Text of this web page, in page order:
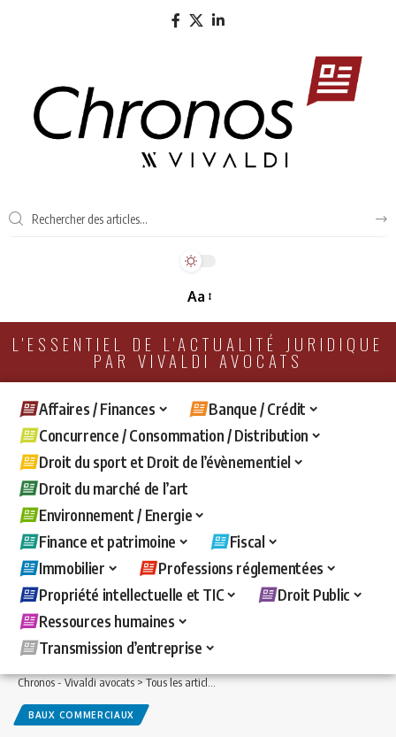
Aa
L'ESSENTIEL DE L'ACTUALITÉ JURIDIQUE
PAR VIVALDI AVOCATS
Affaires / Finances
Banque / Crédit
Concurrence / Consommation / Distribution
Droit du sport et Droit de l’évènementiel
Droit du marché de l’art
Environnement / Energie
Finance et patrimoine
Fiscal
Immobilier
Professions réglementées
Propriété intellectuelle et TIC
Droit Public
Ressources humaines
Transmission d’entreprise
Chronos - Vivaldi avocats>Tous les articles >Immobilier>Baux commerciaux>
BAUX COMMERCIAUX